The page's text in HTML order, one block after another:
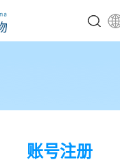
账号注册